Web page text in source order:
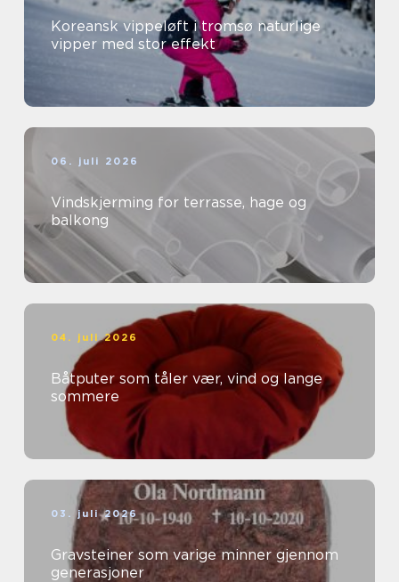
Koreansk vippeløft i tromsø naturlige
vipper med stor effekt
06. juli 2026
Vindskjerming for terrasse, hage og
balkong
04. juli 2026
Båtputer som tåler vær, vind og lange
sommere
03. juli 2026
Gravsteiner som varige minner gjennom
generasjoner